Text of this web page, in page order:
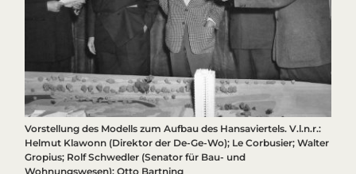
Vorstellung des Modells zum Aufbau des Hansaviertels. V.l.n.r.:
Helmut Klawonn (Direktor der De-Ge-Wo); Le Corbusier; Walter
Gropius; Rolf Schwedler (Senator für Bau- und
Wohnungswesen); Otto Bartning